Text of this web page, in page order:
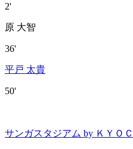
2'
原 大智
36'
平戸 太貴
50'
サンガスタジアム by ＫＹＯ